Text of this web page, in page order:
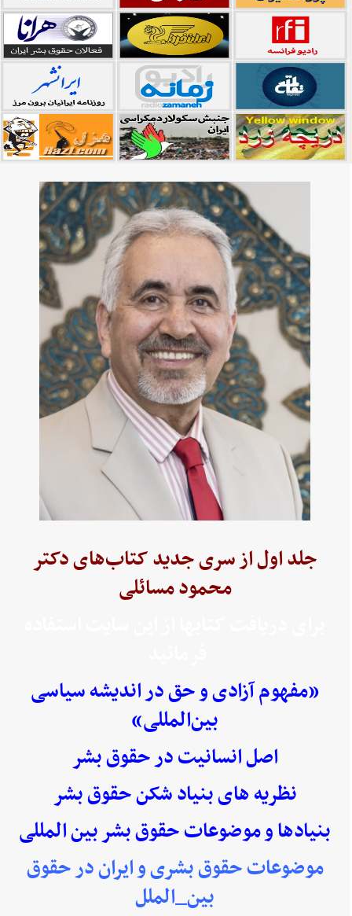
جلد اول از سری جدید کتاب‌های دکتر
محمود مسائلی
«مفهوم آزادی و حق در اندیشه سیاسی
بین‌المللی»
اصل انسانیت در حقوق بشر
نظریه های بنیاد شکن حقوق بشر
بنیادها و موضوعات حقوق بشر بین المللی
موضوعات حقوق بشری و ایران در حقوق
بین_الملل